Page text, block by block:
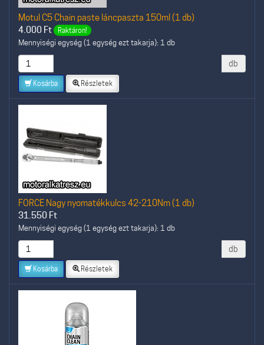
Motul C5 Chain paste láncpaszta 150ml (1 db)
4.000 Ft Raktáron!
Mennyiségi egység (1 egység ezt takarja): 1 db
db
Kosárba Részletek
FORCE Nagy nyomatékkulcs 42-210Nm (1 db)
31.550 Ft
Mennyiségi egység (1 egység ezt takarja): 1 db
db
Kosárba Részletek